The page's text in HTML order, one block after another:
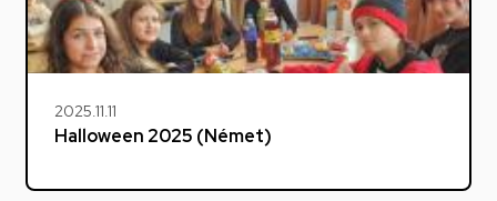
2025.11.11
Halloween 2025 (Német)